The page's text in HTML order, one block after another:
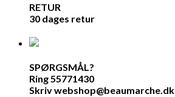
RETUR
30 dages retur
SPØRGSMÅL?
Ring 55771430
Skriv webshop@beaumarche.dk